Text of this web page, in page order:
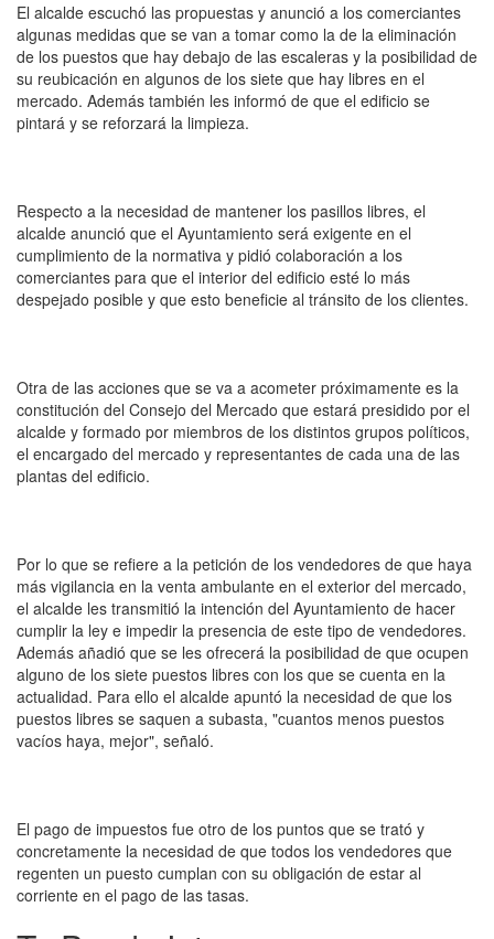
El alcalde escuchó las propuestas y anunció a los comerciantes
algunas medidas que se van a tomar como la de la eliminación
de los puestos que hay debajo de las escaleras y la posibilidad de
su reubicación en algunos de los siete que hay libres en el
mercado. Además también les informó de que el edificio se
pintará y se reforzará la limpieza.
Respecto a la necesidad de mantener los pasillos libres, el
alcalde anunció que el Ayuntamiento será exigente en el
cumplimiento de la normativa y pidió colaboración a los
comerciantes para que el interior del edificio esté lo más
despejado posible y que esto beneficie al tránsito de los clientes.
Otra de las acciones que se va a acometer próximamente es la
constitución del Consejo del Mercado que estará presidido por el
alcalde y formado por miembros de los distintos grupos políticos,
el encargado del mercado y representantes de cada una de las
plantas del edificio.
Por lo que se refiere a la petición de los vendedores de que haya
más vigilancia en la venta ambulante en el exterior del mercado,
el alcalde les transmitió la intención del Ayuntamiento de hacer
cumplir la ley e impedir la presencia de este tipo de vendedores.
Además añadió que se les ofrecerá la posibilidad de que ocupen
alguno de los siete puestos libres con los que se cuenta en la
actualidad. Para ello el alcalde apuntó la necesidad de que los
puestos libres se saquen a subasta, "cuantos menos puestos
vacíos haya, mejor", señaló.
El pago de impuestos fue otro de los puntos que se trató y
concretamente la necesidad de que todos los vendedores que
regenten un puesto cumplan con su obligación de estar al
corriente en el pago de las tasas.